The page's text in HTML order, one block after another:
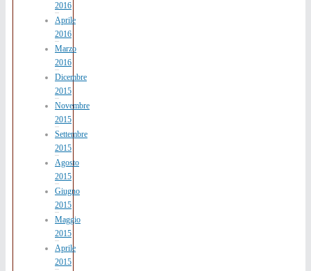
2016
Aprile
2016
Marzo
2016
Dicembre
2015
Novembre
2015
Settembre
2015
Agosto
2015
Giugno
2015
Maggio
2015
Aprile
2015